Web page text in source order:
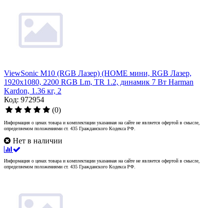
ViewSonic M10 (RGB Лазер) (HOME мини, RGB Лазер,
1920x1080, 2200 RGB Lm, TR 1.2, динамик 7 Вт Harman
Kardon, 1.36 кг, 2
Код: 972954
(0)
Информация о ценах товара и комплектации указанная на сайте не является офертой в смысле,
определяемом положениями ст. 435 Гражданского Кодекса РФ.
Нет в наличии
Информация о ценах товара и комплектации указанная на сайте не является офертой в смысле,
определяемом положениями ст. 435 Гражданского Кодекса РФ.